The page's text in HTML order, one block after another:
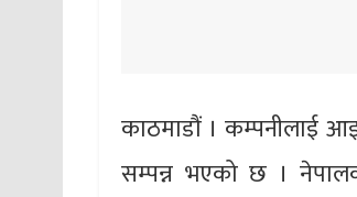
काठमाडौं । कम्पनीलाई
सम्पन्न भएको छ ।